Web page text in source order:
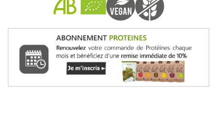
spirulysat est concentré en phycocyanine, un
antioxydant extrêmement puissant, remarquable anti-
inflammatoire et hépatoprotecteur. Contrairement aux
autres formes séchées, ce concentré liquide de haute
qualité a un goût agréable et une odeur douce qui
passent très bien. L’entreprise Alpha Biotech qui la
produit au cœur du site naturel et protégé des marais
salants de Guérande, a ainsi développé et breveté une
méthode de production exclusive de l'extrait liquide de